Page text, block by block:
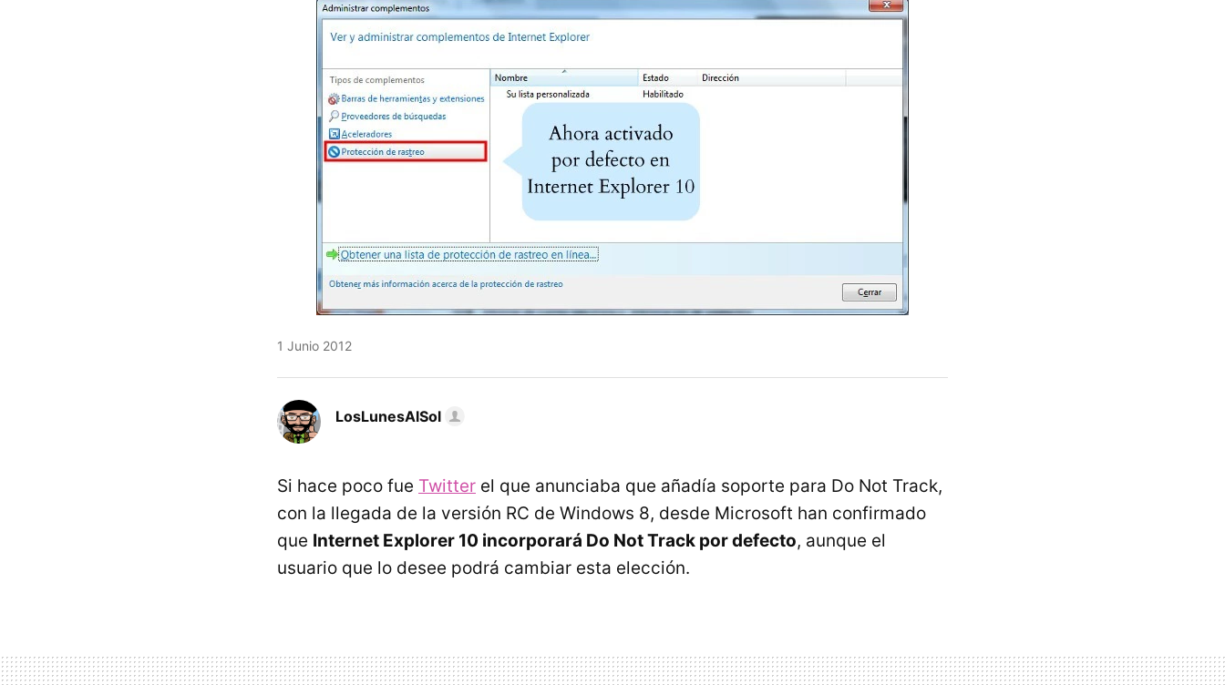
MAIL
1 Junio 2012
LosLunesAlSol
Si hace poco fue Twitter el que anunciaba que añadía soporte para Do Not Track,
con la llegada de la versión RC de Windows 8, desde Microsoft han confirmado
que Internet Explorer 10 incorporará Do Not Track por defecto, aunque el
usuario que lo desee podrá cambiar esta elección.